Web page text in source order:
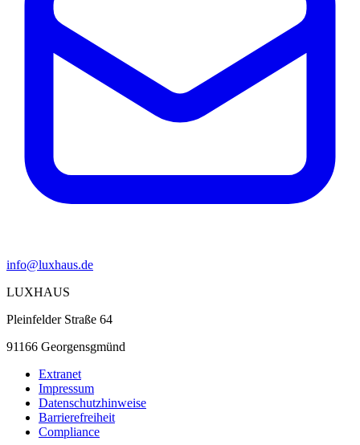
info@luxhaus.de
LUXHAUS
Pleinfelder Straße 64
91166 Georgensgmünd
Extranet
Impressum
Datenschutzhinweise
Barrierefreiheit
Compliance